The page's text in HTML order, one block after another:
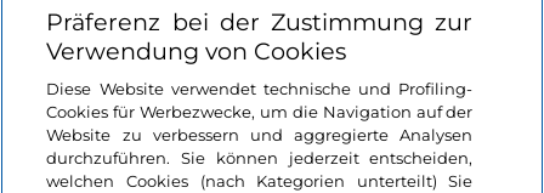
Nützliche Links
Login
Bleiben wir in Kontakt
Präferenz bei der Zustimmung zur
Verwendung von Cookies
Diese Website verwendet technische und Profiling-
Cookies für Werbezwecke, um die Navigation auf der
Website zu verbessern und aggregierte Analysen
durchzuführen. Sie können jederzeit entscheiden,
welchen Cookies (nach Kategorien unterteilt) Sie